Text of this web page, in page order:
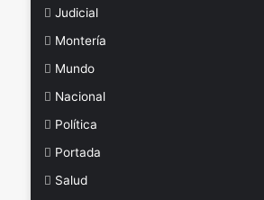
Judicial
Montería
Mundo
Nacional
Política
Portada
Salud